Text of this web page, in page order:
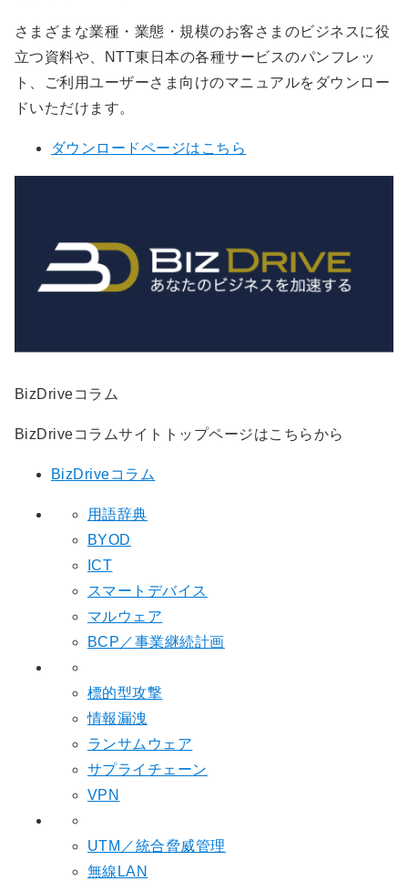
さまざまな業種・業態・規模のお客さまのビジネスに役
立つ資料や、NTT東日本の各種サービスのパンフレッ
ト、ご利用ユーザーさま向けのマニュアルをダウンロー
ドいただけます。
ダウンロードページはこちら
BizDriveコラム
BizDriveコラムサイトトップページはこちらから
BizDriveコラム
用語辞典
BYOD
ICT
スマートデバイス
マルウェア
BCP／事業継続計画
標的型攻撃
情報漏洩
ランサムウェア
サプライチェーン
VPN
UTM／統合脅威管理
無線LAN